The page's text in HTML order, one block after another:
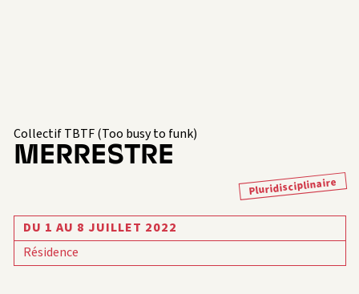
Collectif TBTF (Too busy to funk)
MERRESTRE
Pluridisciplinaire
DU 1 AU 8 JUILLET 2022
Résidence